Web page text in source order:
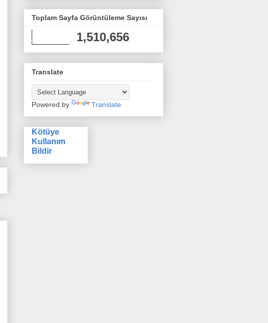
Toplam Sayfa Görüntüleme Sayısı
1,510,656
Translate
Powered by Translate
Kötüye
Kullanım
Bildir